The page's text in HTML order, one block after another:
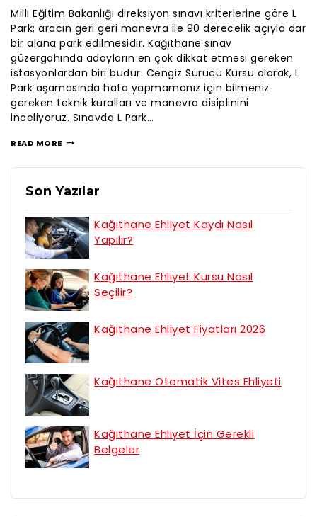
Milli Eğitim Bakanlığı direksiyon sınavı kriterlerine göre L
Park; aracın geri geri manevra ile 90 derecelik açıyla dar
bir alana park edilmesidir. Kağıthane sınav
güzergahında adayların en çok dikkat etmesi gereken
istasyonlardan biri budur. Cengiz Sürücü Kursu olarak, L
Park aşamasında hata yapmamanız için bilmeniz
gereken teknik kuralları ve manevra disiplinini
inceliyoruz. Sınavda L Park…
READ MORE
Son Yazılar
Kağıthane Ehliyet Kaydı Nasıl
Yapılır?
Kağıthane Ehliyet Kursu Nasıl
Seçilir?
Kağıthane Ehliyet Fiyatları 2026
Kağıthane Otomatik Vites Ehliyeti
Kağıthane Ehliyet İçin Gerekli
Belgeler